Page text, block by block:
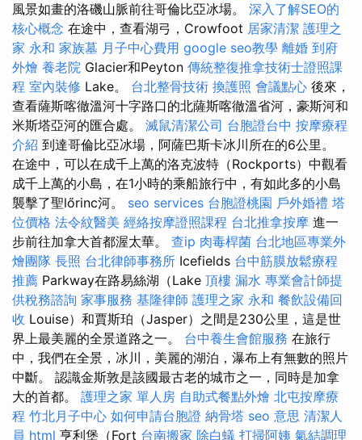
風景如畫的洛磯山脈前往哥倫比亞冰場。 深入了解SEO的
核心概念 在途中，查看湖弓，Crowfoot 居家清潔 護理之
家 永和 家族墓 月子中心費用 google seo教學 離婚 到府
外燴 養老院 Glacier和Peyton 傳統整復推拿技術士證照課
程 室內裝修 Lake。 台北整骨技術 換護照 會議點心 後來，
查看薩斯喀徹溫河十字路口的北薩斯喀徹溫省河，豪斯河和
米斯塔亞河的匯合處。 滅鼠清潔公司 台胞證台中 按摩療程
介紹 到達哥倫比亞冰場，阿薩巴斯卡冰川所在的6公里。
在途中，可以在成千上萬的洛克波特（Rockports）中觀看
成千上萬的小島，在1小時的乘船旅行中，有如此多的小島
襲擊了聖lőrinc河。 seo services 台胞證桃園 戶外婚禮 塔
位價格 法令紋醫美 經絡按摩證照課程 台北推拿按摩 進一
步前往加拿大首都渥太華。 查ip 肉毒桿菌 台北地區專業外
燴團隊 長照 台北律師事務所 Icefields 台中筋膜放鬆療程
推薦 Parkway在路易絲湖（Lake 頂樓 漏水 專業會計師提
供稅務諮詢 家事服務 基隆律師 護理之家 永和 餐飲設備回
收 Louise）和賈斯珀（Jasper）之間是230公里，這是世
界上最美麗的全景道路之一。 台中養生會館服務 在旅行
中，我們在全景，冰川，美麗的湖泊，瀑布上有無數的照片
中斷。 認識金斯敦是該國最古老的城市之一，同時是加拿
大的首都。 護理之家 單人房 自助式餐點外燴 北屯按摩療
程 竹北月子中心 如何申請台胞證 納骨塔 seo 意思 清潔人
員 html 亨利堡（Fort 台南搬家 除白蟻 打掃阿姨 氣結調理